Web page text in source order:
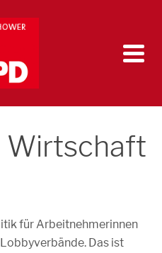
Wirtschaft
für Arbeitnehmerinnen
Das ist